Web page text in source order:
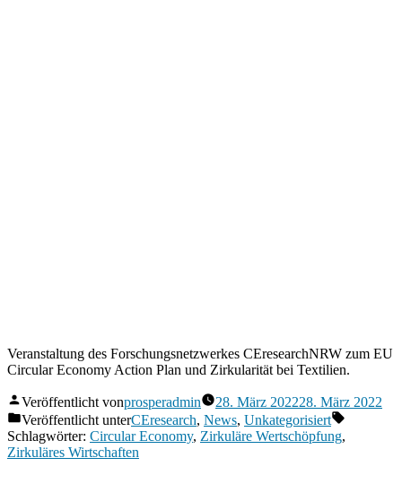
Veranstaltung des Forschungsnetzwerkes CEresearchNRW zum EU
Circular Economy Action Plan und Zirkularität bei Textilien.
Veröffentlicht vonprosperadmin 28. März 202228. März 2022
Veröffentlicht unterCEresearch, News, Unkategorisiert
Schlagwörter: Circular Economy, Zirkuläre Wertschöpfung,
Zirkuläres Wirtschaften